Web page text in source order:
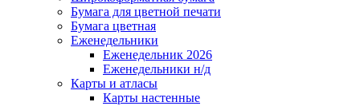
Бумага для цветной печати
Бумага цветная
Еженедельники
Еженедельник 2026
Еженедельники н/д
Карты и атласы
Карты настенные